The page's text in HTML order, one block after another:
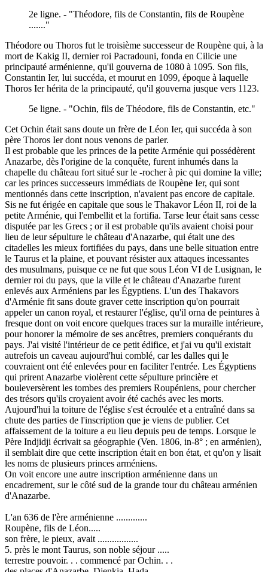
2e ligne. - "Théodore, fils de Constantin, fils de Roupène
......."
Théodore ou Thoros fut le troisième successeur de Roupène qui, à la
mort de Kakig II, dernier roi Pacradouni, fonda en Cilicie une
principauté arménienne, qu'il gouverna de 1080 à 1095. Son fils,
Constantin Ier, lui succéda, et mourut en 1099, époque à laquelle
Thoros Ier hérita de la principauté, qu'il gouverna jusque vers 1123.
5e ligne. - "Ochin, fils de Théodore, fils de Constantin, etc."
Cet Ochin était sans doute un frère de Léon Ier, qui succéda à son
père Thoros Ier dont nous venons de parler.
Il est probable que les princes de la petite Arménie qui possédèrent
Anazarbe, dès l'origine de la conquête, furent inhumés dans la
chapelle du château fort situé sur le -rocher à pic qui domine la ville;
car les princes successeurs immédiats de Roupène Ier, qui sont
mentionnés dans cette inscription, n'avaient pas encore de capitale.
Sis ne fut érigée en capitale que sous le Thakavor Léon II, roi de la
petite Arménie, qui l'embellit et la fortifia. Tarse leur était sans cesse
disputée par les Grecs ; or il est probable qu'ils avaient choisi pour
lieu de leur sépulture le château d'Anazarbe, qui était une des
citadelles les mieux fortifiées du pays, dans une belle situation entre
le Taurus et la plaine, et pouvant résister aux attaques incessantes
des musulmans, puisque ce ne fut que sous Léon VI de Lusignan, le
dernier roi du pays, que la ville et le château d'Anazarbe furent
enlevés aux Arméniens par les Égyptiens. L'un des Thakavors
d'Arménie fit sans doute graver cette inscription qu'on pourrait
appeler un canon royal, et restaurer l'église, qu'il orna de peintures à
fresque dont on voit encore quelques traces sur la muraille intérieure,
pour honorer la mémoire de ses ancêtres, premiers conquérants du
pays. J'ai visité l'intérieur de ce petit édifice, et j'ai vu qu'il existait
autrefois un caveau aujourd'hui comblé, car les dalles qui le
couvraient ont été enlevées pour en faciliter l'entrée. Les Égyptiens
qui prirent Anazarbe violèrent cette sépulture princière et
bouleversèrent les tombes des premiers Roupéniens, pour chercher
des trésors qu'ils croyaient avoir été cachés avec les morts.
Aujourd'hui la toiture de l'église s'est écroulée et a entraîné dans sa
chute des parties de l'inscription que je viens de publier. Cet
affaissement de la toiture a eu lieu depuis peu de temps. Lorsque le
Père Indjidji écrivait sa géographie (Ven. 1806, in-8° ; en arménien),
il semblait dire que cette inscription était en bon état, et qu'on y lisait
les noms de plusieurs princes arméniens.
On voit encore une autre inscription arménienne dans un
encadrement, sur le côté sud de la grande tour du château arménien
d'Anazarbe.
L'an 636 de l'ère arménienne .............
Roupène, fils de Léon.....
son frère, le pieux, avait .................
5. près le mont Taurus, son noble séjour .....
terrestre pouvoir. . . commencé par Ochin. . .